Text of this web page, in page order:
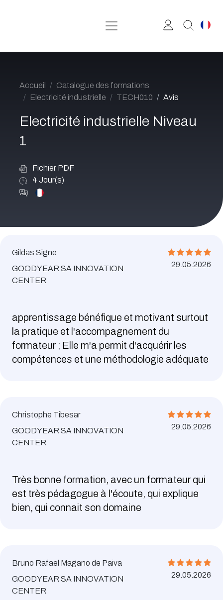
Accueil
Catalogue des formations
Electricité industrielle
TECH010 Avis
Electricité industrielle Niveau
1
Fichier PDF
4 Jour(s)
Gildas Signe
GOODYEAR SA INNOVATION
CENTER
29.05.2026
apprentissage bénéfique et motivant surtout
la pratique et l'accompagnement du
formateur ; Elle m'a permit d'acquérir les
compétences et une méthodologie adéquate
Christophe Tibesar
GOODYEAR SA INNOVATION
CENTER
29.05.2026
Très bonne formation, avec un formateur qui
est très pédagogue à l'écoute, qui explique
bien, qui connait son domaine
Bruno Rafael Magano de Paiva
GOODYEAR SA INNOVATION
CENTER
29.05.2026